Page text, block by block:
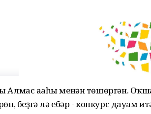
Алмас ағаһы менән төшөргән.
беҙгә лә ебәр - конкурс дауам